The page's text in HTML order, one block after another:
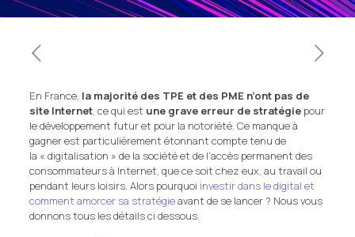
En France, la majorité des TPE et des PME n’ont pas de
site Internet, ce qui est une grave erreur de stratégiepour
le développement futur et pour la notoriété. Ce manque à
gagner est particulièrement étonnant compte tenu de
la « digitalisation » de la société et de l’accès permanent des
consommateurs à Internet, que ce soit chez eux, au travail ou
pendant leurs loisirs. Alors pourquoi investir dans le digital et
comment amorcer sa stratégieavant de se lancer ? Nous vous
donnons tous les détails ci dessous.